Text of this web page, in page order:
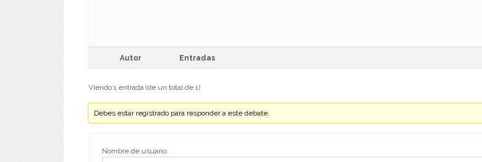
Autor Entradas
Viendo 1 entrada (de un total de 1)
Debes estar registrado para responder a este debate.
Nombre de usuario: